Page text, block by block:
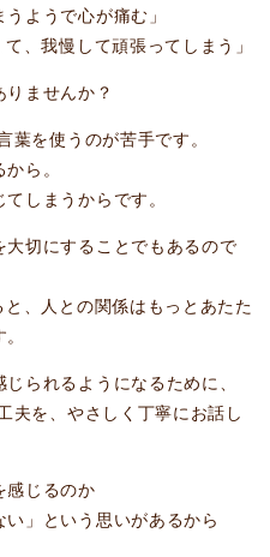
ようで心が痛む」
、我慢して頑張ってしまう」
ませんか？
を使うのが苦手です。
ら。
しまうからです。
切にすることでもあるので
、人との関係はもっとあたた
られるようになるために、
夫を、やさしく丁寧にお話し
感じるのか
い」という思いがあるから